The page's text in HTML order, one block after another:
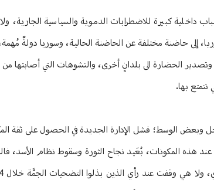
داخلية كبيرة للاضطرابات الدموية والسياسية الجارية،
إلى حاضنة مختلفة عن الحاضنة الحالية، وسوريا دولةٌ
الحضارة الى بلدانٍ أخرى، والتشوهات التي أصابتها
بها.
وبعض الوسط؛ فشل الإدارة الجديدة في الحصول على ثقة
عند هذه المكونات، بُعَيد نجاح الثورة وسقوط نظام الأسد،